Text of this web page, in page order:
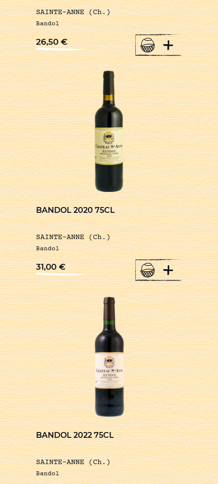
SAINTE-ANNE (Ch.)
Bandol
26,50€ +
BANDOL 2020 75CL
SAINTE-ANNE (Ch.)
Bandol
31,00€ +
BANDOL 2022 75CL
SAINTE-ANNE (Ch.)
Bandol